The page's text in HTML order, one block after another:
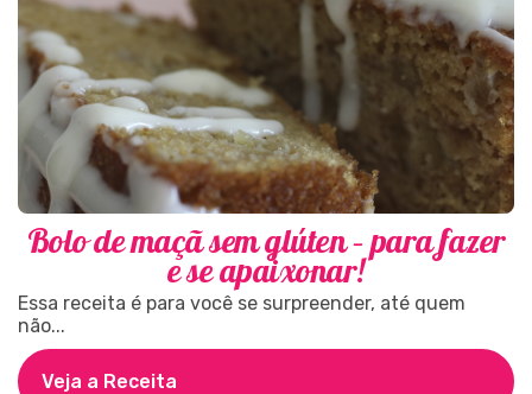
Bolo de maçã sem glúten – para fazer
e se apaixonar!
Essa receita é para você se surpreender, até quem
não...
Veja a Receita